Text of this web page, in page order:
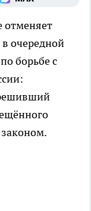
отменяет
в очередной
борьбе с
законом.